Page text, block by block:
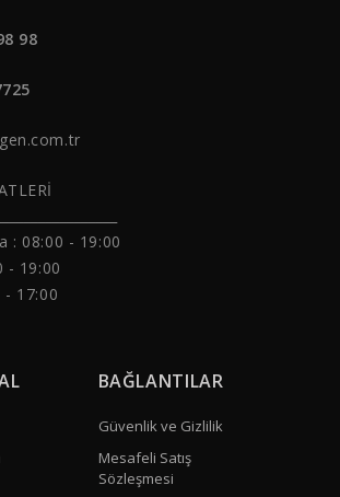
98
: 08:00 - 19:00
- 19:00
- 17:00
BAĞLANTILAR
Güvenlik ve Gizlilik
Mesafeli Satış
Sözleşmesi